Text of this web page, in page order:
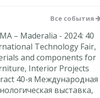
Все события
– Maderalia - 2024: 40
Technology Fair,
and components for
Interior Projects
40-я Международная
выставка,